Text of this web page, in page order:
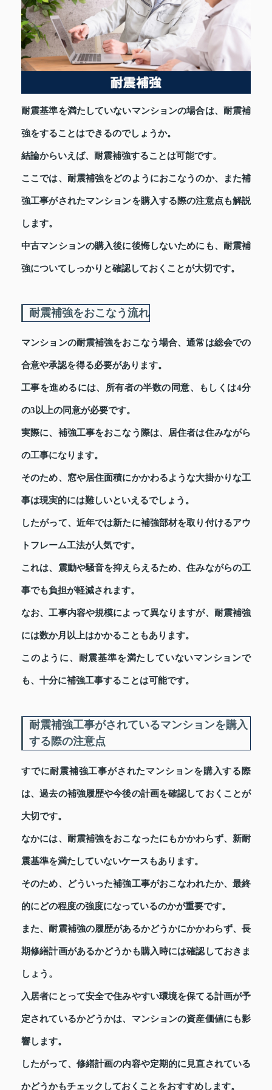
耐震基準を満たしていないマンションの場合は、耐震補
強をすることはできるのでしょうか。
結論からいえば、耐震補強することは可能です。
ここでは、耐震補強をどのようにおこなうのか、また補
強工事がされたマンションを購入する際の注意点も解説
します。
中古マンションの購入後に後悔しないためにも、耐震補
強についてしっかりと確認しておくことが大切です。
耐震補強をおこなう流れ
マンションの耐震補強をおこなう場合、通常は総会での
合意や承認を得る必要があります。
工事を進めるには、所有者の半数の同意、もしくは4分
の3以上の同意が必要です。
実際に、補強工事をおこなう際は、居住者は住みながら
の工事になります。
そのため、窓や居住面積にかかわるような大掛かりな工
事は現実的には難しいといえるでしょう。
したがって、近年では新たに補強部材を取り付けるアウ
トフレーム工法が人気です。
これは、震動や騒音を抑えらえるため、住みながらの工
事でも負担が軽減されます。
なお、工事内容や規模によって異なりますが、耐震補強
には数か月以上はかかることもあります。
このように、耐震基準を満たしていないマンションで
も、十分に補強工事することは可能です。
耐震補強工事がされているマンションを購入
する際の注意点
すでに耐震補強工事がされたマンションを購入する際
は、過去の補強履歴や今後の計画を確認しておくことが
大切です。
なかには、耐震補強をおこなったにもかかわらず、新耐
震基準を満たしていないケースもあります。
そのため、どういった補強工事がおこなわれたか、最終
的にどの程度の強度になっているのかが重要です。
また、耐震補強の履歴があるかどうかにかかわらず、長
期修繕計画があるかどうかも購入時には確認しておきま
しょう。
入居者にとって安全で住みやすい環境を保てる計画が予
定されているかどうかは、マンションの資産価値にも影
響します。
したがって、修繕計画の内容や定期的に見直されている
かどうかもチェックしておくことをおすすめします。